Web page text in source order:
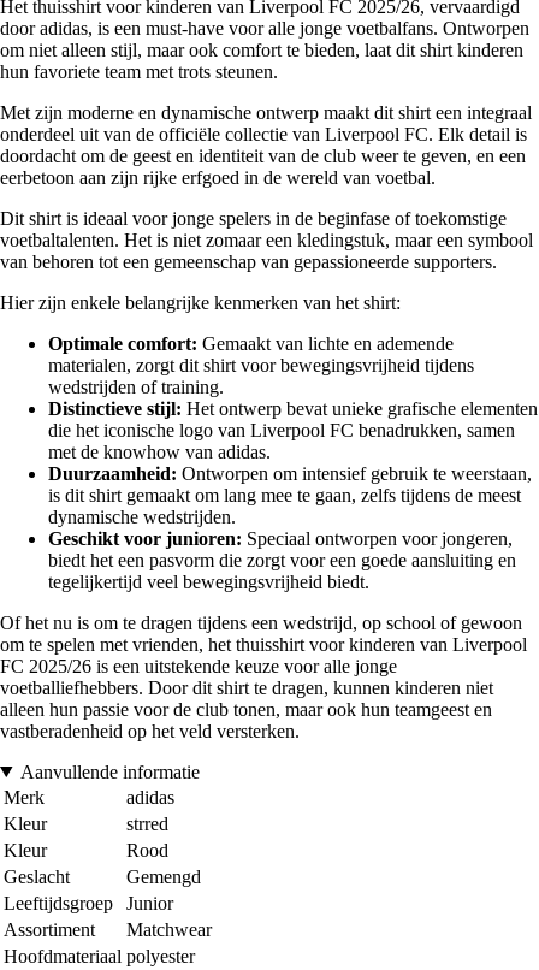
Het thuisshirt voor kinderen van Liverpool FC 2025/26, vervaardigd
door adidas, is een must-have voor alle jonge voetbalfans. Ontworpen
om niet alleen stijl, maar ook comfort te bieden, laat dit shirt kinderen
hun favoriete team met trots steunen.
Met zijn moderne en dynamische ontwerp maakt dit shirt een integraal
onderdeel uit van de officiële collectie van Liverpool FC. Elk detail is
doordacht om de geest en identiteit van de club weer te geven, en een
eerbetoon aan zijn rijke erfgoed in de wereld van voetbal.
Dit shirt is ideaal voor jonge spelers in de beginfase of toekomstige
voetbaltalenten. Het is niet zomaar een kledingstuk, maar een symbool
van behoren tot een gemeenschap van gepassioneerde supporters.
Hier zijn enkele belangrijke kenmerken van het shirt:
Optimale comfort: Gemaakt van lichte en ademende
materialen, zorgt dit shirt voor bewegingsvrijheid tijdens
wedstrijden of training.
Distinctieve stijl: Het ontwerp bevat unieke grafische elementen
die het iconische logo van Liverpool FC benadrukken, samen
met de knowhow van adidas.
Duurzaamheid: Ontworpen om intensief gebruik te weerstaan,
is dit shirt gemaakt om lang mee te gaan, zelfs tijdens de meest
dynamische wedstrijden.
Geschikt voor junioren: Speciaal ontworpen voor jongeren,
biedt het een pasvorm die zorgt voor een goede aansluiting en
tegelijkertijd veel bewegingsvrijheid biedt.
Of het nu is om te dragen tijdens een wedstrijd, op school of gewoon
om te spelen met vrienden, het thuisshirt voor kinderen van Liverpool
FC 2025/26 is een uitstekende keuze voor alle jonge
voetballiefhebbers. Door dit shirt te dragen, kunnen kinderen niet
alleen hun passie voor de club tonen, maar ook hun teamgeest en
vastberadenheid op het veld versterken.
Aanvullende informatie
Merk
adidas
Kleur
strred
Kleur
Rood
Geslacht
Gemengd
Leeftijdsgroep
Junior
Assortiment
Matchwear
Hoofdmateriaal polyester